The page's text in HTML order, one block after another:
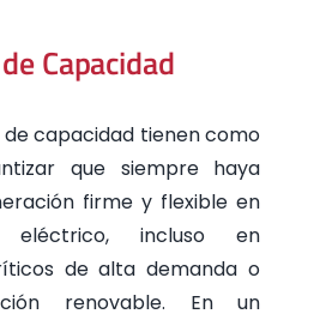
Capacidad
de capacidad tienen como
que siempre haya
firme y flexible en
incluso en
de alta demanda o
renovable. En un